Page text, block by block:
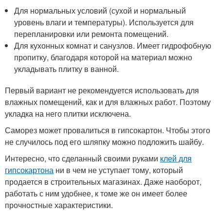
Для нормальных условий (сухой и нормальный
уровень влаги и температуры). Используется для
перепланировки или ремонта помещений.
Для кухонных комнат и санузлов. Имеет гидрофобную
пропитку, благодаря которой на материал можно
укладывать плитку в ванной.
Первый вариант не рекомендуется использовать для
влажных помещений, как и для влажных работ. Поэтому
укладка на него плитки исключена.
Саморез может провалиться в гипсокартон. Чтобы этого
не случилось под его шляпку можно подложить шайбу.
Интересно, что сделанный своими руками клей для
гипсокартона ни в чем не уступает тому, который
продается в строительных магазинах. Даже наоборот,
работать с ним удобнее, к томе же он имеет более
прочностные характеристики.